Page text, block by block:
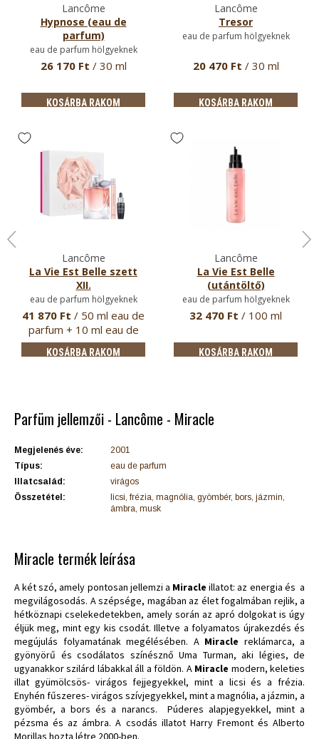
Lancôme
Hypnose (eau de
parfum)
eau de parfum hölgyeknek
26 170 Ft / 30 ml
KOSÁRBA RAKOM
Lancôme
Tresor
eau de parfum hölgyeknek
20 470 Ft / 30 ml
KOSÁRBA RAKOM
Lancôme
La Vie Est Belle szett
XII.
eau de parfum hölgyeknek
41 870 Ft / 50 ml eau de
parfum + 10 ml eau de
par…
KOSÁRBA RAKOM
Lancôme
La Vie Est Belle
(utántöltő)
eau de parfum hölgyeknek
32 470 Ft / 100 ml
KOSÁRBA RAKOM
Parfüm jellemzői - Lancôme - Miracle
Megjelenés éve:
2001
Típus:
eau de parfum
Illatcsalád:
virágos
Összetétel:
licsi, frézia, magnólia, gyömbér, bors, jázmin,
ámbra, musk
Miracle termék leírása
A két szó, amely pontosan jellemzi a Miracle illatot: az energia és a
megvilágosodás. A szépsége, magában az élet fogalmában rejlik, a
hétköznapi cselekedetekben, amely során az apró dolgokat is úgy
éljük meg, mint egy kis csodát. Illetve a folyamatos újrakezdés és
megújulás folyamatának megélésében. A Miracle reklámarca, a
gyönyörű és csodálatos színésznő Uma Turman, aki légies, de
ugyanakkor szilárd lábakkal áll a földön. A Miracle modern, keleties
illat gyümölcsös- virágos fejjegyekkel, mint a licsi és a frézia.
Enyhén fűszeres- virágos szívjegyekkel, mint a magnólia, a jázmin, a
gyömbér, a bors és a narancs. Púderes alapjegyekkel, mint a
pézsma és az ámbra. A csodás illatot Harry Fremont és Alberto
Morillas hozta létre 2000-ben.